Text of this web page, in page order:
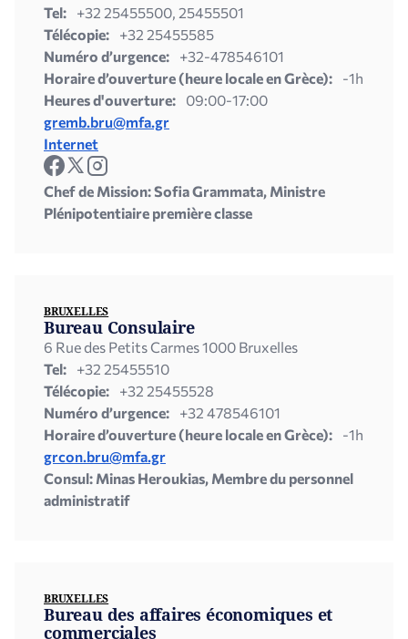
Tel:
+32 25455500, 25455501
Télécopie:
+32 25455585
Numéro d’urgence:
+32-478546101
Horaire d’ouverture (heure locale en Grèce):
-1h
Heures d'ouverture:
09:00-17:00
gremb.bru@mfa.gr
Internet
Chef de Mission: Sofia Grammata, Ministre
Plénipotentiaire première classe
BRUXELLES
Bureau Consulaire
6 Rue des Petits Carmes 1000 Bruxelles
Tel:
+32 25455510
Télécopie:
+32 25455528
Numéro d’urgence:
+32 478546101
Horaire d’ouverture (heure locale en Grèce):
-1h
grcon.bru@mfa.gr
Consul: Minas Heroukias, Membre du personnel
administratif
BRUXELLES
Bureau des affaires économiques et
commerciales